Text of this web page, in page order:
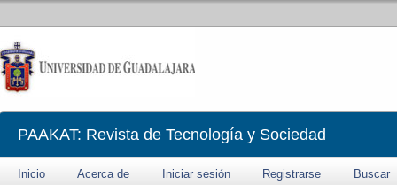
PAAKAT: Revista de Tecnología y Sociedad
Inicio Acerca de Iniciar sesión Registrarse Buscar